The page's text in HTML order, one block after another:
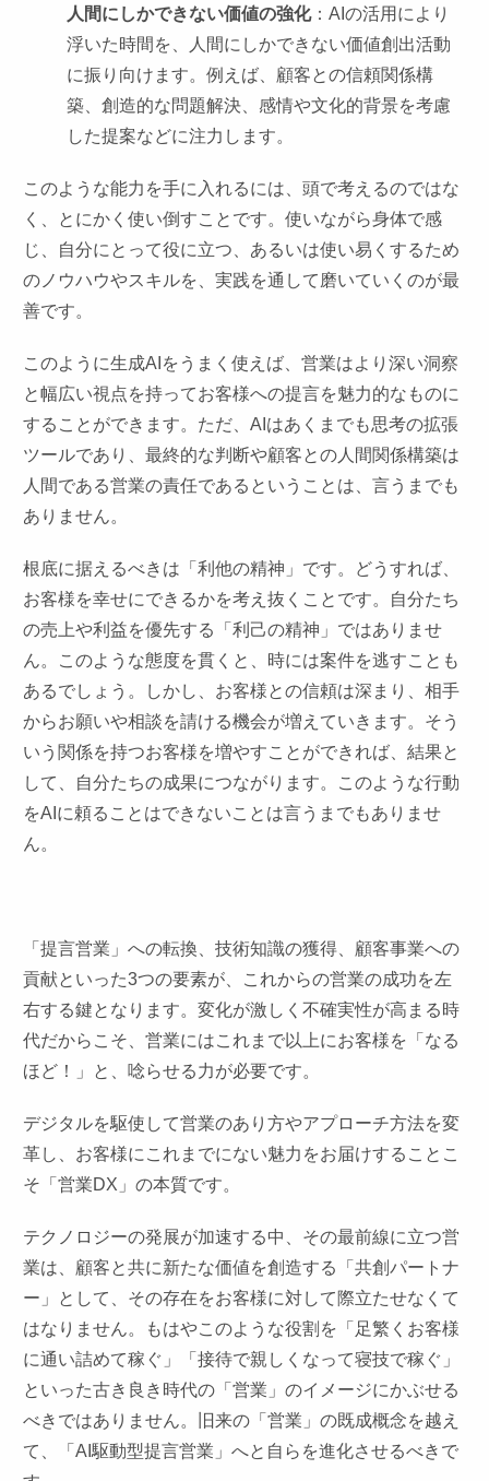
人間にしかできない価値の強化：AIの活用により
浮いた時間を、人間にしかできない価値創出活動
に振り向けます。例えば、顧客との信頼関係構
築、創造的な問題解決、感情や文化的背景を考慮
した提案などに注力します。
このような能力を手に入れるには、頭で考えるのではな
く、とにかく使い倒すことです。使いながら身体で感
じ、自分にとって役に立つ、あるいは使い易くするため
のノウハウやスキルを、実践を通して磨いていくのが最
善です。
このように生成AIをうまく使えば、営業はより深い洞察
と幅広い視点を持ってお客様への提言を魅力的なものに
することができます。ただ、AIはあくまでも思考の拡張
ツールであり、最終的な判断や顧客との人間関係構築は
人間である営業の責任であるということは、言うまでも
ありません。
根底に据えるべきは「利他の精神」です。どうすれば、
お客様を幸せにできるかを考え抜くことです。自分たち
の売上や利益を優先する「利己の精神」ではありませ
ん。このような態度を貫くと、時には案件を逃すことも
あるでしょう。しかし、お客様との信頼は深まり、相手
からお願いや相談を請ける機会が増えていきます。そう
いう関係を持つお客様を増やすことができれば、結果と
して、自分たちの成果につながります。このような行動
をAIに頼ることはできないことは言うまでもありませ
ん。
「提言営業」への転換、技術知識の獲得、顧客事業への
貢献といった3つの要素が、これからの営業の成功を左
右する鍵となります。変化が激しく不確実性が高まる時
代だからこそ、営業にはこれまで以上にお客様を「なる
ほど！」と、唸らせる力が必要です。
デジタルを駆使して営業のあり方やアプローチ方法を変
革し、お客様にこれまでにない魅力をお届けすることこ
そ「営業DX」の本質です。
テクノロジーの発展が加速する中、その最前線に立つ営
業は、顧客と共に新たな価値を創造する「共創パートナ
ー」として、その存在をお客様に対して際立たせなくて
はなりません。もはやこのような役割を「足繁くお客様
に通い詰めて稼ぐ」「接待で親しくなって寝技で稼ぐ」
といった古き良き時代の「営業」のイメージにかぶせる
べきではありません。旧来の「営業」の既成概念を越え
て、「AI駆動型提言営業」へと自らを進化させるべきで